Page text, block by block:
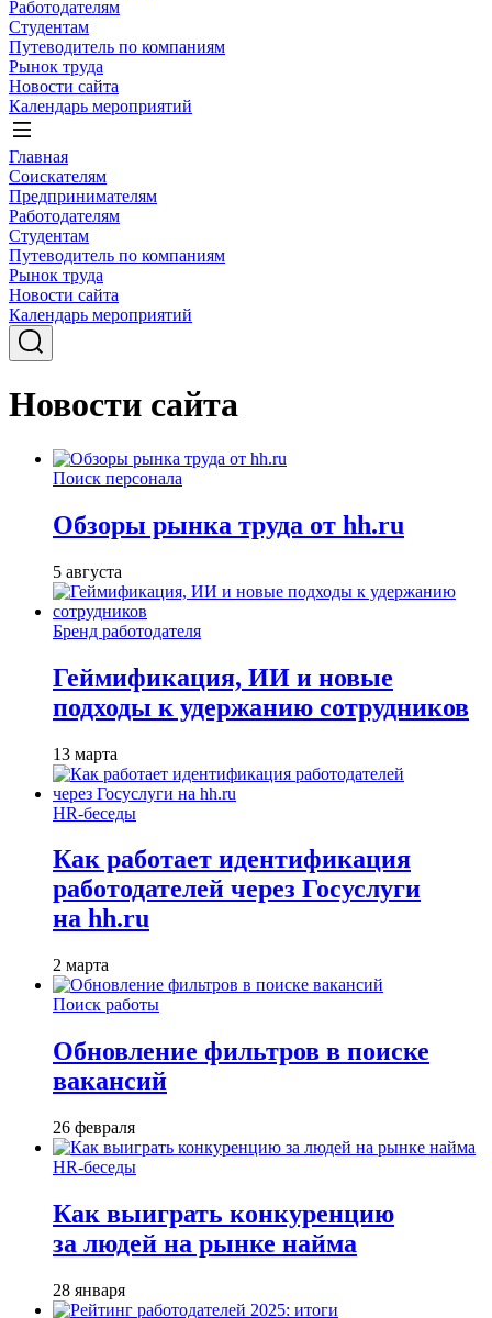
Работодателям
Студентам
Путеводитель по компаниям
Рынок труда
Новости сайта
Календарь мероприятий
Главная
Соискателям
Предпринимателям
Работодателям
Студентам
Путеводитель по компаниям
Рынок труда
Новости сайта
Календарь мероприятий
Новости сайта
Поиск персонала
Обзоры рынка труда от hh.ru
5 августа
Бренд работодателя
Геймификация, ИИ и новые
подходы к удержанию сотрудников
13 марта
HR-беседы
Как работает идентификация
работодателей через Госуслуги
на hh.ru
2 марта
Поиск работы
Обновление фильтров в поиске
вакансий
26 февраля
HR-беседы
Как выиграть конкуренцию
за людей на рынке найма
28 января